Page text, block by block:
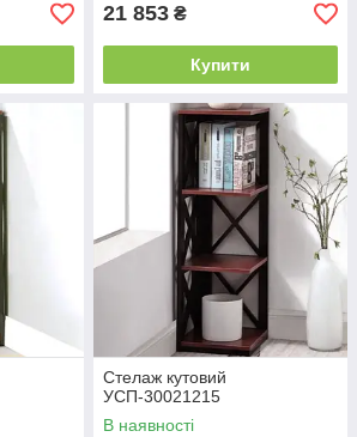
21 853 ₴
Купити
Стелаж кутовий
УСП-30021215
В наявності